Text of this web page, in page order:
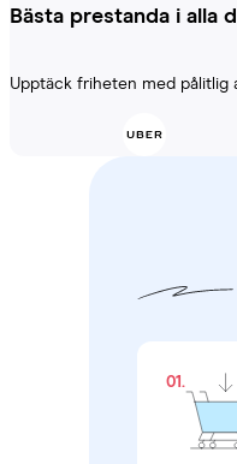
Bästa prestanda i alla
Upptäck friheten med pålitlig
01.